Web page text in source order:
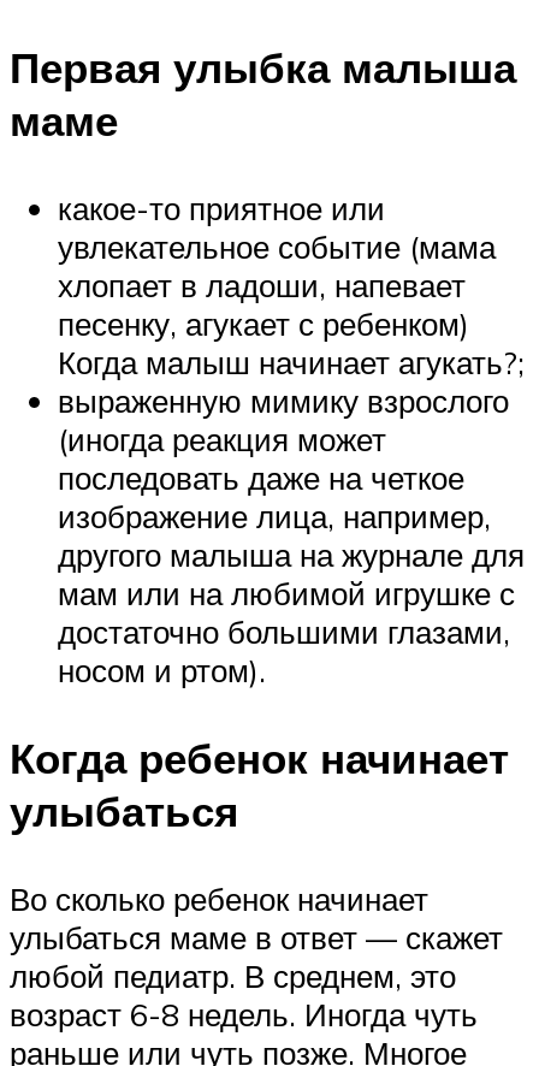
Первая улыбка малыша
маме
какое-то приятное или
увлекательное событие (мама
хлопает в ладоши, напевает
песенку, агукает с ребенком)
Когда малыш начинает агукать?;
выраженную мимику взрослого
(иногда реакция может
последовать даже на четкое
изображение лица, например,
другого малыша на журнале для
мам или на любимой игрушке с
достаточно большими глазами,
носом и ртом).
Когда ребенок начинает
улыбаться
Во сколько ребенок начинает
улыбаться маме в ответ — скажет
любой педиатр. В среднем, это
возраст 6-8 недель. Иногда чуть
раньше или чуть позже. Многое